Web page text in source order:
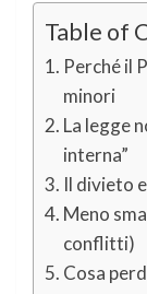
Table of
Perché il
minori
La legge
interna”
Il divieto
Meno
conflitti)
Cosa